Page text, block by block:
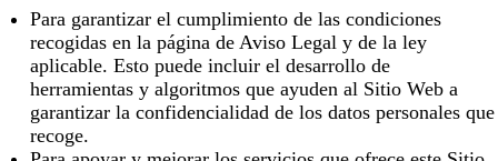
Para garantizar el cumplimiento de las condiciones
recogidas en la página de Aviso Legal y de la ley
aplicable. Esto puede incluir el desarrollo de
herramientas y algoritmos que ayuden al Sitio Web a
garantizar la confidencialidad de los datos personales que
recoge.